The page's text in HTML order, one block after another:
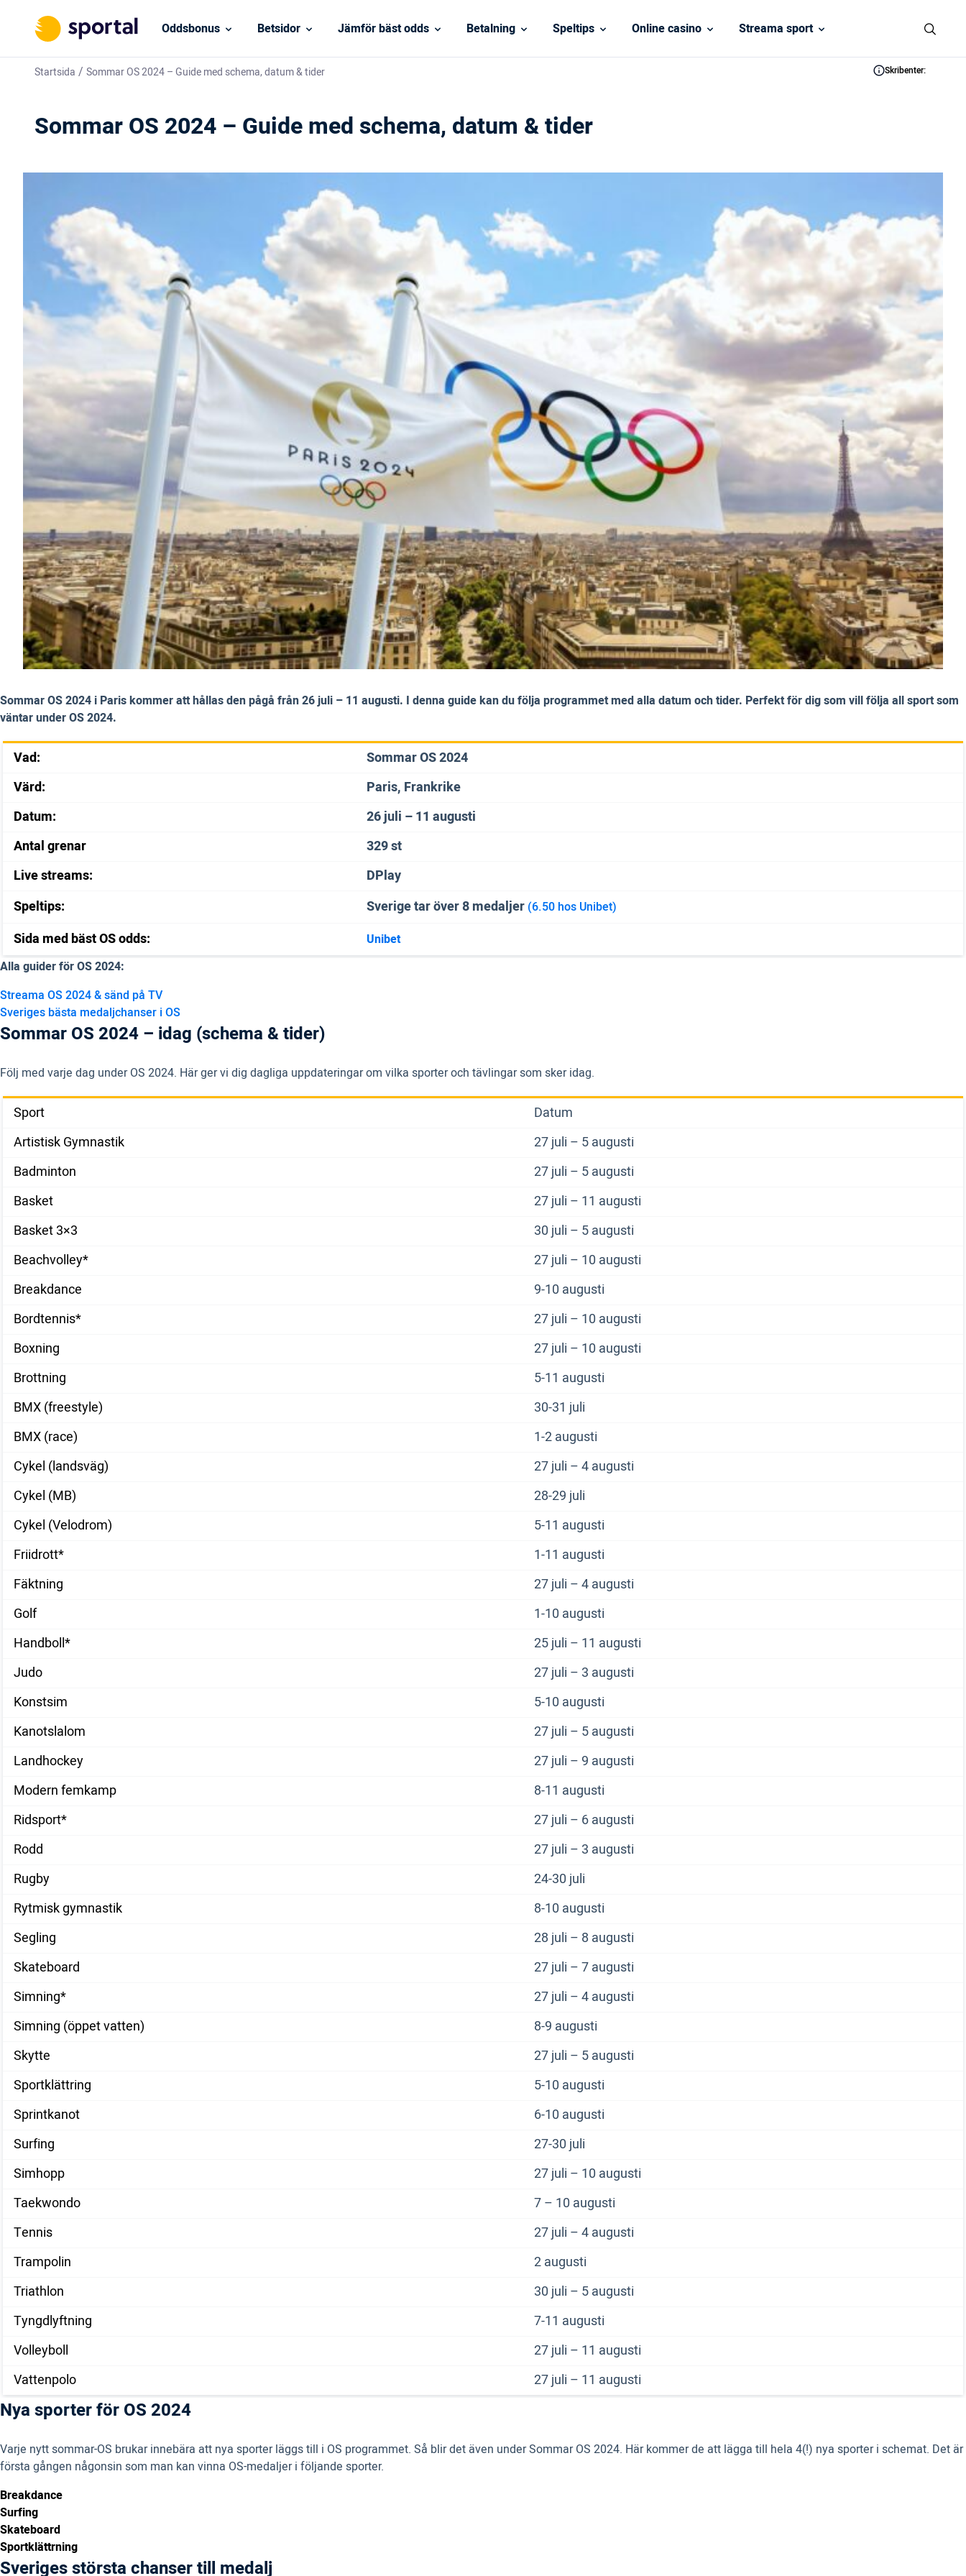
Oddsbonus Betsidor Jämför bäst odds Betalning Speltips Online casino Streama sport
Startsida / Sommar OS 2024 – Guide med schema, datum & tider Skribenter:
Sommar OS 2024 – Guide med schema, datum & tider
Sommar OS 2024 i Paris kommer att hållas den pågå från 26 juli – 11 augusti. I denna guide kan du följa programmet med alla datum och tider. Perfekt för dig som vill följa all sport som
väntar under OS 2024.
Vad:
Sommar OS 2024
Värd:
Paris, Frankrike
Datum:
26 juli – 11 augusti
Antal grenar
329 st
Live streams:
DPlay
Speltips:
Sverige tar över 8 medaljer (6.50 hos Unibet)
Sida med bäst OS odds:
Unibet
Alla guider för OS 2024:
Streama OS 2024 & sänd på TV
Sveriges bästa medaljchanser i OS
Sommar OS 2024 – idag (schema & tider)
Följ med varje dag under OS 2024. Här ger vi dig dagliga uppdateringar om vilka sporter och tävlingar som sker idag.
Sport
Datum
Artistisk Gymnastik
27 juli – 5 augusti
Badminton
27 juli – 5 augusti
Basket
27 juli – 11 augusti
Basket 3×3
30 juli – 5 augusti
Beachvolley*
27 juli – 10 augusti
Breakdance
9-10 augusti
Bordtennis*
27 juli – 10 augusti
Boxning
27 juli – 10 augusti
Brottning
5-11 augusti
BMX (freestyle)
30-31 juli
BMX (race)
1-2 augusti
Cykel (landsväg)
27 juli – 4 augusti
Cykel (MB)
28-29 juli
Cykel (Velodrom)
5-11 augusti
Friidrott*
1-11 augusti
Fäktning
27 juli – 4 augusti
Golf
1-10 augusti
Handboll*
25 juli – 11 augusti
Judo
27 juli – 3 augusti
Konstsim
5-10 augusti
Kanotslalom
27 juli – 5 augusti
Landhockey
27 juli – 9 augusti
Modern femkamp
8-11 augusti
Ridsport*
27 juli – 6 augusti
Rodd
27 juli – 3 augusti
Rugby
24-30 juli
Rytmisk gymnastik
8-10 augusti
Segling
28 juli – 8 augusti
Skateboard
27 juli – 7 augusti
Simning*
27 juli – 4 augusti
Simning (öppet vatten)
8-9 augusti
Skytte
27 juli – 5 augusti
Sportklättring
5-10 augusti
Sprintkanot
6-10 augusti
Surfing
27-30 juli
Simhopp
27 juli – 10 augusti
Taekwondo
7 – 10 augusti
Tennis
27 juli – 4 augusti
Trampolin
2 augusti
Triathlon
30 juli – 5 augusti
Tyngdlyftning
7-11 augusti
Volleyboll
27 juli – 11 augusti
Vattenpolo
27 juli – 11 augusti
Nya sporter för OS 2024
Varje nytt sommar-OS brukar innebära att nya sporter läggs till i OS programmet. Så blir det även under Sommar OS 2024. Här kommer de att lägga till hela 4(!) nya sporter i schemat. Det är
första gången någonsin som man kan vinna OS-medaljer i följande sporter.
Breakdance
Surfing
Skateboard
Sportklättrning
Sveriges största chanser till medalj